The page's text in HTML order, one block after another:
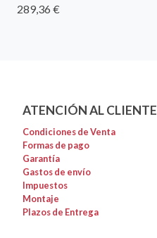
289,36 €
ATENCIÓN AL CLIENTE
Condiciones de Venta
Formas de pago
Garantía
Gastos de envío
Impuestos
Montaje
Plazos de Entrega